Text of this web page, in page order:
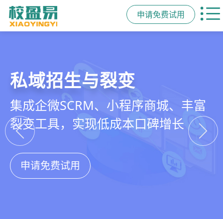
申请免费试用
教培行业CRM
以学员为中心，打通从引流、转化、
教学到复购转介绍的全生命周期增长
引擎
申请免费试用
智能销售漏斗
线索自动分配、标准化跟单、试听转
化分析，打造高绩效招生团队
申请免费试用
精细化客户运营
360°学员画像、自动化服务流程、智
能续费预警，深度挖掘学员长期价值
申请免费试用
私域招生与裂变
集成企微SCRM、小程序商城、丰富
裂变工具，实现低成本口碑增长
申请免费试用